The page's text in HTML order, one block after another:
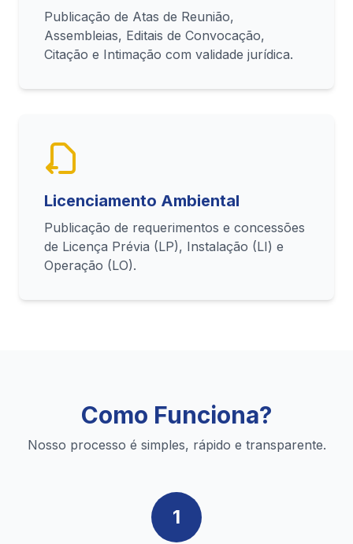
Publicação de Atas de Reunião,
Assembleias, Editais de Convocação,
Citação e Intimação com validade jurídica.
Licenciamento Ambiental
Publicação de requerimentos e concessões
de Licença Prévia (LP), Instalação (LI) e
Operação (LO).
Como Funciona?
Nosso processo é simples, rápido e transparente.
1